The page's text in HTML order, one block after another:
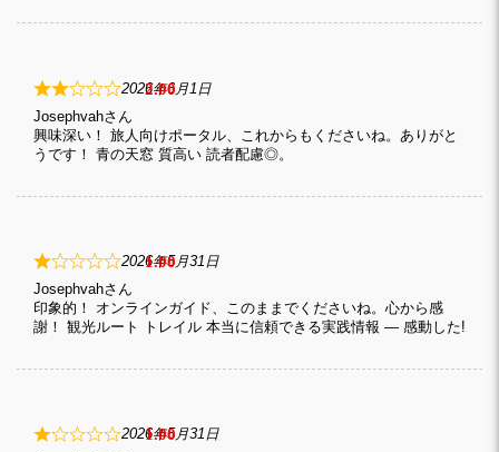
2
2026年6月1日
興味深い！ 旅人向けポータル、これからもくださいね。ありがと
うです！ 青の天窓 質高い 読者配慮◎。
Josephvah
1
2026年5月31日
印象的！ オンラインガイド、このままでくださいね。心から感
謝！ 観光ルート トレイル 本当に信頼できる実践情報 — 感動した!
Josephvah
1
2026年5月31日